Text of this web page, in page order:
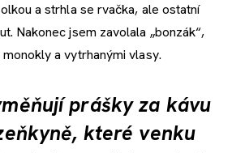
a strhla se rvačka, ale ostatní
Nakonec jsem zavolala „bonzák“,
a vytrhanými vlasy.
prášky za kávu
které venku